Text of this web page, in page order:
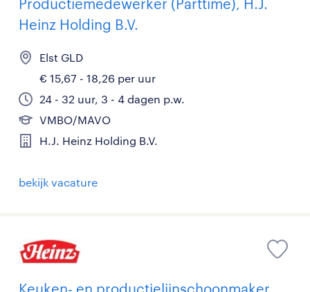
Productiemedewerker (Parttime), H.J.
Heinz Holding B.V.
Elst GLD
€ 15,67 - 18,26 per uur
24 - 32 uur, 3 - 4 dagen p.w.
VMBO/MAVO
H.J. Heinz Holding B.V.
bekijk vacature
Keuken- en productielijnschoonmaker,